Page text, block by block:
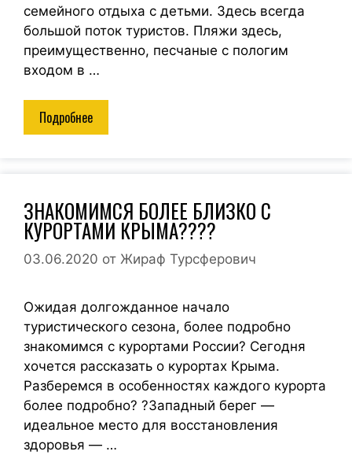
семейного отдыха с детьми. Здесь всегда
большой поток туристов. Пляжи здесь,
преимущественно, песчаные с пологим
входом в …
Подробнее
ЗНАКОМИМСЯ БОЛЕЕ БЛИЗКО С
КУРОРТАМИ КРЫМА????
03.06.2020 от Жираф Турсферович
Ожидая долгожданное начало
туристического сезона, более подробно
знакомимся с курортами России? Сегодня
хочется рассказать о курортах Крыма.
Разберемся в особенностях каждого курорта
более подробно? ?Западный берег —
идеальное место для восстановления
здоровья — …